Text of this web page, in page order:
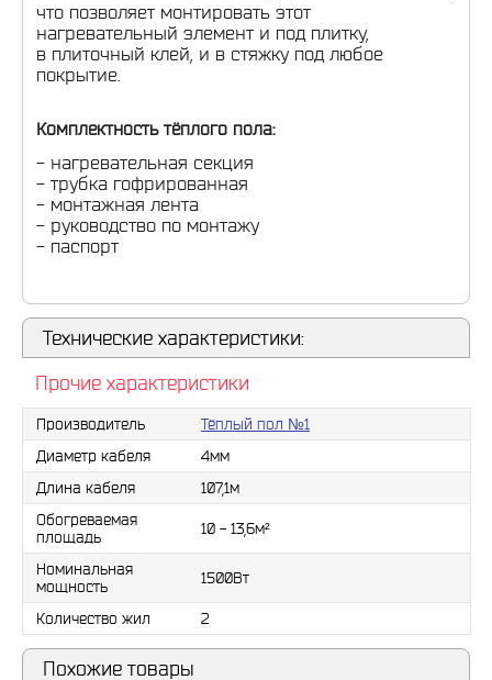
что позволяет монтировать этот
нагревательный элемент и под плитку,
в плиточный клей, и в стяжку под любое
покрытие.
Комплектность тёплого пола:
- нагревательная секция
- трубка гофрированная
- монтажная лента
- руководство по монтажу
- паспорт
Технические характеристики:
Прочие характеристики
Производитель
Тёплый пол №1
Диаметр кабеля
4мм
Длина кабеля
107,1м
Обогреваемая
площадь
10 - 13,6м²
Номинальная
мощность
1500Вт
Количество жил 2
Похожие товары